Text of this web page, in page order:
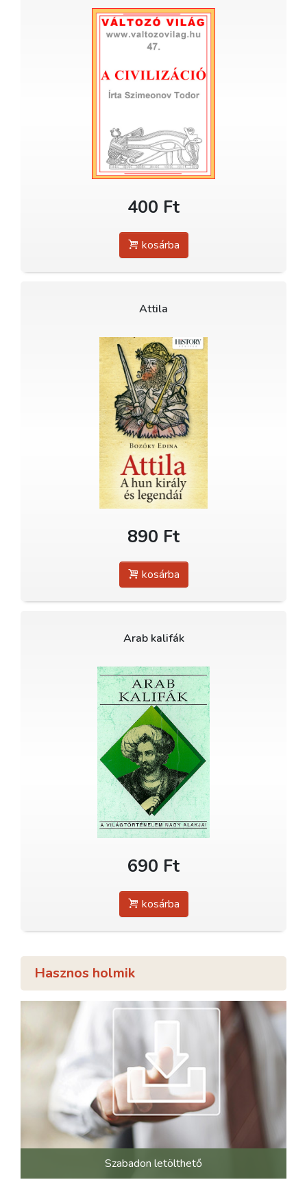
400 Ft
kosárba
Attila
890 Ft
kosárba
Arab kalifák
690 Ft
kosárba
Hasznos holmik
Szabadon letölthető